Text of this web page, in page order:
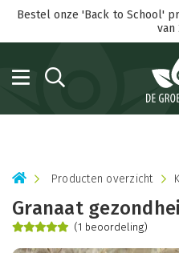
Bestel onze 'Back to School'
van
Producten overzicht
Granaat
(1 beoordeling)